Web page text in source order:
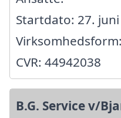
Startdato: 27. juni
CVR: 44942038
B.G. Service v/